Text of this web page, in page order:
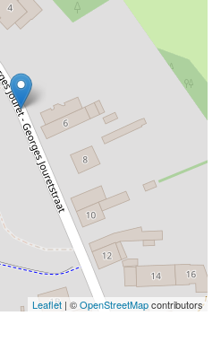
Leaflet | ©OpenStreetMapcontributors